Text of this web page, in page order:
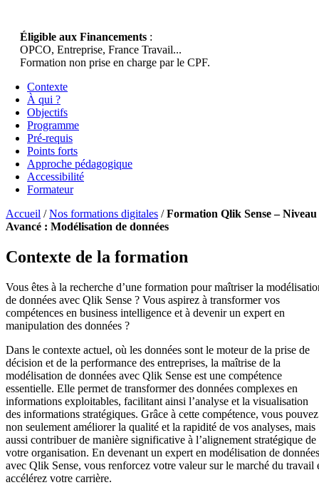
Éligible aux Financements :
OPCO, Entreprise, France Travail...
Formation non prise en charge par le CPF.
Contexte
À qui ?
Objectifs
Programme
Pré-requis
Points forts
Approche pédagogique
Accessibilité
Formateur
Accueil /Nos formations digitales /Formation Qlik Sense – Niveau
Avancé : Modélisation de données
Contexte de la formation
Vous êtes à la recherche d’une formation pour maîtriser la
de données avec Qlik Sense ? Vous aspirez à transformer vos
compétences en business intelligence et à devenir un expert en
manipulation des données ?
Dans le contexte actuel, où les données sont le moteur de la prise de
décision et de la performance des entreprises, la maîtrise de la
modélisation de données avec Qlik Sense est une compétence
essentielle. Elle permet de transformer des données complexes en
informations exploitables, facilitant ainsi l’analyse et la visualisation
des informations stratégiques. Grâce à cette compétence, vous pouvez
non seulement améliorer la qualité et la rapidité de vos analyses, mais
aussi contribuer de manière significative à l’alignement stratégique de
votre organisation. En devenant un expert en modélisation de données
avec Qlik Sense, vous renforcez votre valeur sur le marché du travail
accélérez votre carrière.